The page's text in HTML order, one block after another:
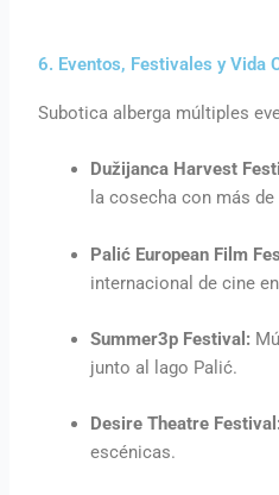
6. Eventos, Festivales y Vida
Subotica alberga múltiples
Dužijanca Harvest
la cosecha con más
Palić European Film
internacional de cine
Summer3p Festival:
junto al lago Palić.
Desire Theatre Festival:
escénicas.